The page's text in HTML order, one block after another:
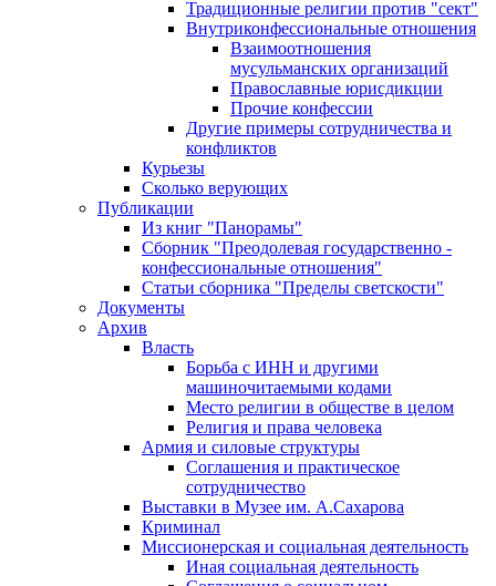
Традиционные религии против "сект"
Внутриконфессиональные отношения
Взаимоотношения
мусульманских организаций
Православные юрисдикции
Прочие конфессии
Другие примеры сотрудничества и
конфликтов
Курьезы
Сколько верующих
Публикации
Из книг "Панорамы"
Сборник "Преодолевая государственно -
конфессиональные отношения"
Статьи сборника "Пределы светскости"
Документы
Архив
Власть
Борьба с ИНН и другими
машиночитаемыми кодами
Место религии в обществе в целом
Религия и права человека
Армия и силовые структуры
Соглашения и практическое
сотрудничество
Выставки в Музее им. А.Сахарова
Криминал
Миссионерская и социальная деятельность
Иная социальная деятельность